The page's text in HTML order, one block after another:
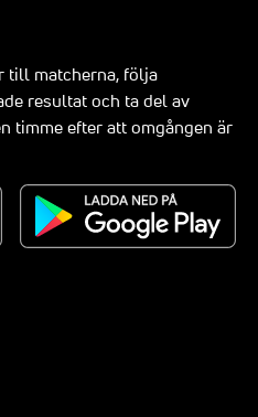
till matcherna, följa
resultat och ta del av
timme efter att omgången är